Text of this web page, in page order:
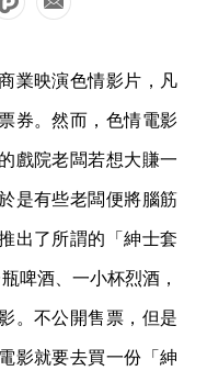
業映演色情影片，凡
券。然而，色情電影
戲院老闆若想大賺一
是有些老闆便將腦筋
出了所謂的「紳士套
啤酒、一小杯烈酒，
。不公開售票，但是
影就要去買一份「紳